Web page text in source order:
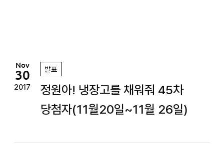
Nov
30
2017
발표
정원아! 냉장고를 채워줘 45차
당첨자(11월20일~11월 26일)